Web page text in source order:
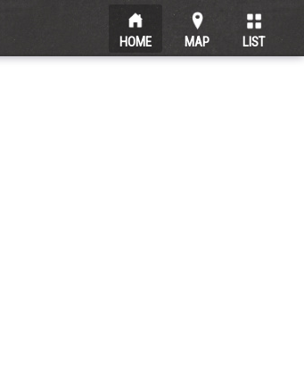
HOME MAP LIST